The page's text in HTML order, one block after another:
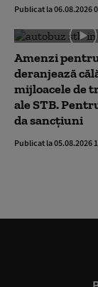
Publicat la 06.08.2026
Amenzi
deranjează
mijloacele de
ale STB.
da sancțiuni
Publicat la 05.08.2026